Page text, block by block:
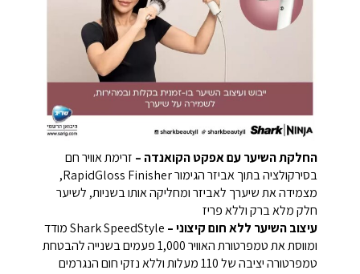
החלקת השיער עם אפקט הקואנדה – זרימת אוויר חם
בסירקולציה בתוך אביזר הגימור RapidGloss Finisher,
מצמידה את שיערך לאביזר ומחליקה אותו בשניות, לשיער
חלק מלא ברק וללא פריז
עיצוב השיער ללא חום קיצוני –
Shark SpeedStyle מודד
ומווסת את טמפרטורת האוויר 1,000 פעמים בשנייה להבטחת
טמפרטורה יציבה של 110 מעלות וללא נזקי חום הנגרמים